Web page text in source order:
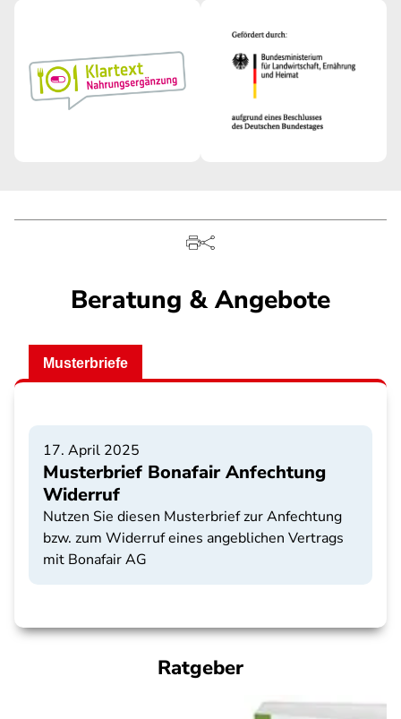
Beratung & Angebote
Musterbriefe
17. April 2025
Musterbrief Bonafair Anfechtung
Widerruf
Nutzen Sie diesen Musterbrief zur Anfechtung
bzw. zum Widerruf eines angeblichen Vertrags
mit Bonafair AG
Ratgeber